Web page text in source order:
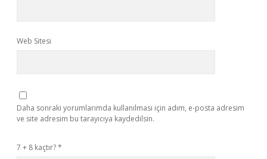
Web Sitesi
Daha sonraki yorumlarımda kullanılması için adım, e-posta adresim
ve site adresim bu tarayıcıya kaydedilsin.
7 + 8 kaçtır?*